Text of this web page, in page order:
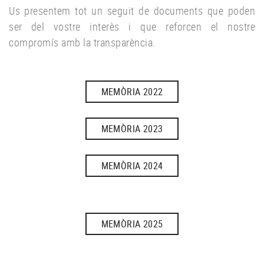
Us presentem tot un seguit de documents que poden
ser del vostre interès i que reforcen el nostre
compromís amb la transparència.
MEMÒRIA 2022
MEMÒRIA 2023
MEMÒRIA 2024
MEMÒRIA 2025